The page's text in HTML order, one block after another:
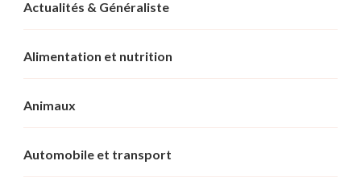
Actualités & Généraliste
Alimentation et nutrition
Animaux
Automobile et transport